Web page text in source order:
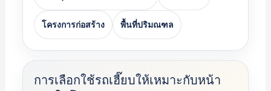
โครงการก่อสร้าง พื้นที่ปริมณฑล
การเลือกใช้รถเฮี๊ยบให้เหมาะกับหน้า